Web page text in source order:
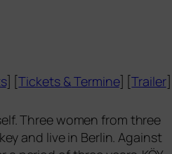
] [Tickets &Termine] [Trailer]
Three women from three
and live in Berlin. Against